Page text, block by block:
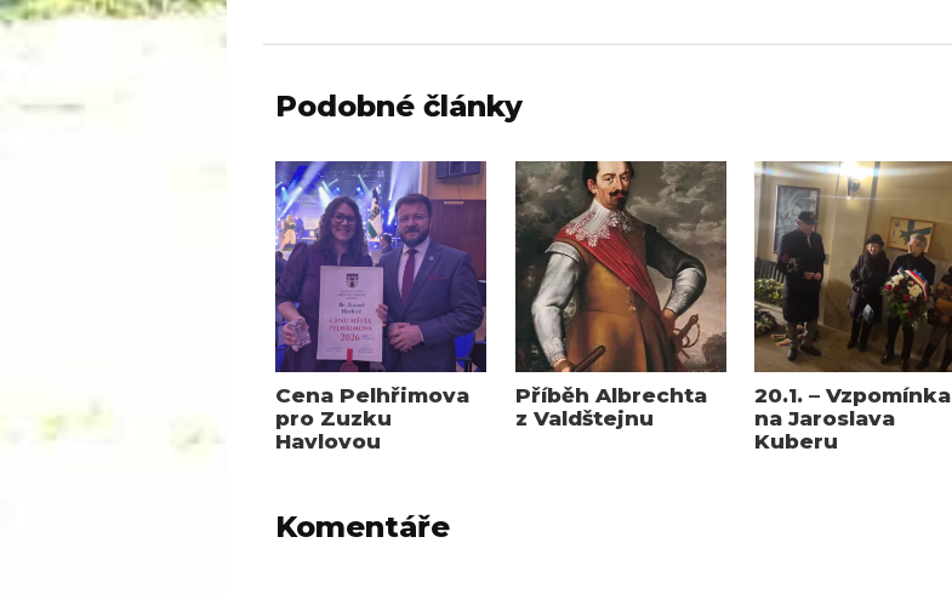
Podobné články
Cena Pelhřimova
pro Zuzku
Havlovou
Příběh Albrechta
z Valdštejnu
20.1. – Vzpomínka
na Jaroslava
Kuberu
Komentáře